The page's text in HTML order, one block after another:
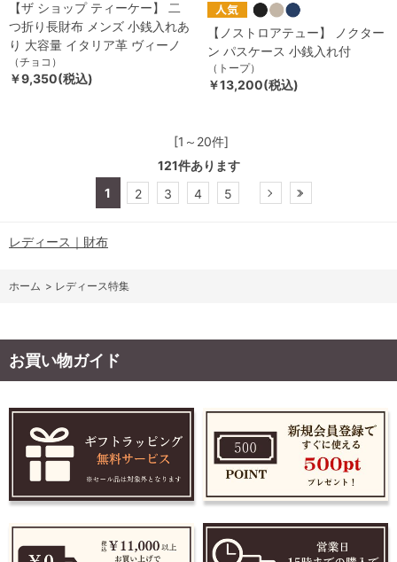
【ザ ショップ ティーケー】 二
つ折り長財布 メンズ 小銭入れあ
り 大容量 イタリア革 ヴィーノ
（チョコ）
￥9,350(税込)
【ノストロアテュー】 ノクター
ン パスケース 小銭入れ付
（トープ）
￥13,200(税込)
[1～20件]
121件あります
1
2 3 4 5
レディース｜財布
ホーム > レディース特集
お買い物ガイド